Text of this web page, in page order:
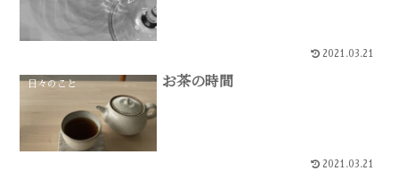
2021.03.21
日々のこと お茶の時間
2021.03.21